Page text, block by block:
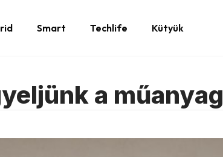
Smart Techlife Kütyük
a